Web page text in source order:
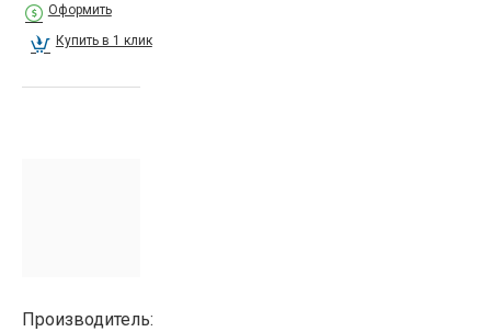
Оформить
Купить в 1 клик
Производитель: